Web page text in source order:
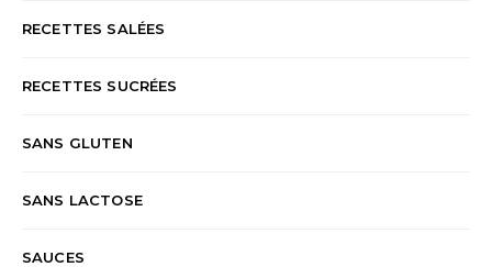
RECETTES SALÉES
RECETTES SUCRÉES
SANS GLUTEN
SANS LACTOSE
SAUCES